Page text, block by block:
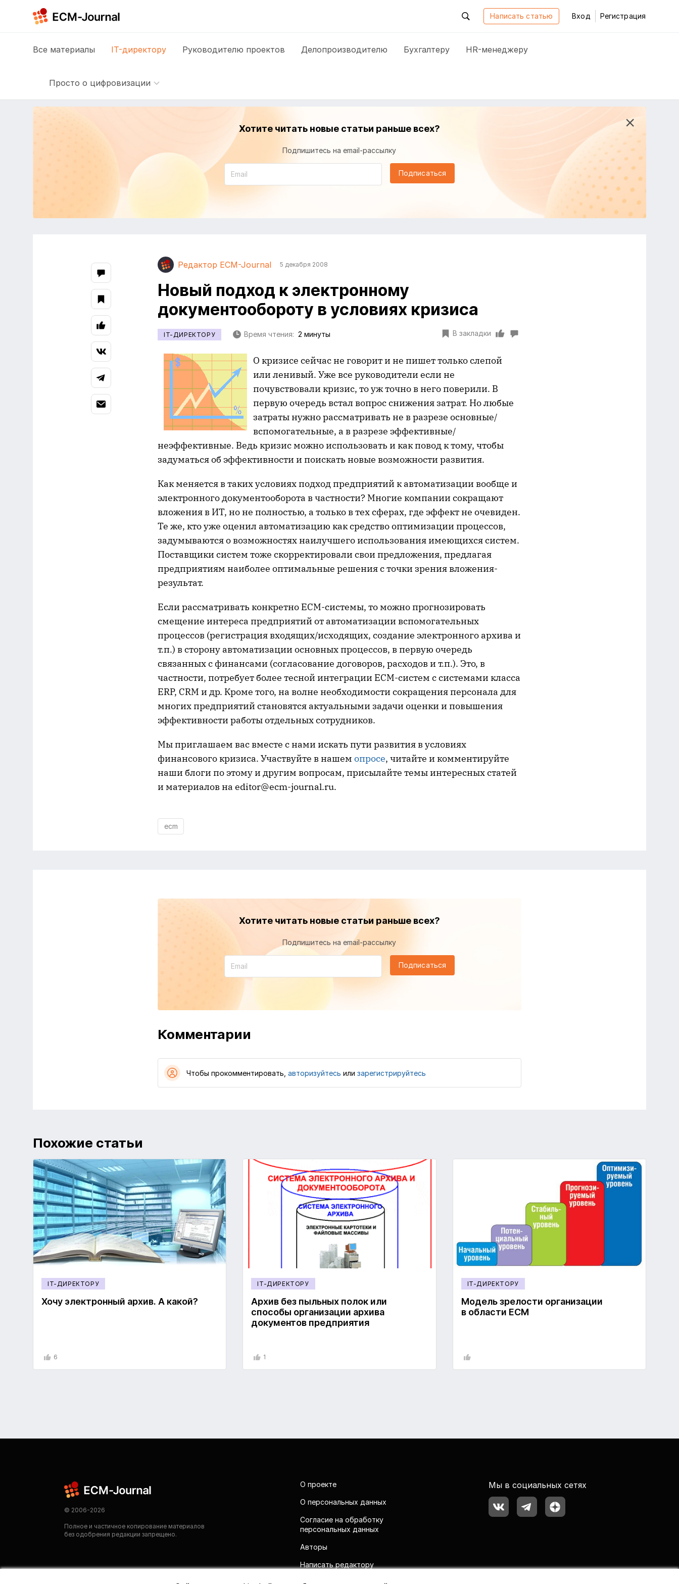
Написать статью Вход Регистрация
Все материалы IT-директору Руководителю проектов Делопроизводителю Бухгалтеру HR-менеджеру
Просто о цифровизации
Хотите читать новые статьи раньше всех?
Подпишитесь на email-рассылку
Подписаться
Редактор ECM-Journal 5 декабря 2008
Новый подход к электронному
документообороту в условиях кризиса
IT-ДИРЕКТОРУ Время чтения: 2 минуты В закладки
О кризисе сейчас не говорит и не пишет только слепой
или ленивый. Уже все руководители если не
почувствовали кризис, то уж точно в него поверили. В
первую очередь встал вопрос снижения затрат. Но любые
затраты нужно рассматривать не в разрезе основные/
вспомогательные, а в разрезе эффективные/
неэффективные. Ведь кризис можно использовать и как повод к тому, чтобы
задуматься об эффективности и поискать новые возможности развития.
Как меняется в таких условиях подход предприятий к автоматизации вообще и
электронного документооборота в частности? Многие компании сокращают
вложения в ИТ, но не полностью, а только в тех сферах, где эффект не очевиден.
Те же, кто уже оценил автоматизацию как средство оптимизации процессов,
задумываются о возможностях наилучшего использования имеющихся систем.
Поставщики систем тоже скорректировали свои предложения, предлагая
предприятиям наиболее оптимальные решения с точки зрения вложения-
результат.
Если рассматривать конкретно ECM-системы, то можно прогнозировать
смещение интереса предприятий от автоматизации вспомогательных
процессов (регистрация входящих/исходящих, создание электронного архива и
т.п.) в сторону автоматизации основных процессов, в первую очередь
связанных с финансами (согласование договоров, расходов и т.п.). Это, в
частности, потребует более тесной интеграции ECM-систем с системами класса
ERP, CRM и др. Кроме того, на волне необходимости сокращения персонала для
многих предприятий становятся актуальными задачи оценки и повышения
эффективности работы отдельных сотрудников.
Мы приглашаем вас вместе с нами искать пути развития в условиях
финансового кризиса. Участвуйте в нашем опросе, читайте и комментируйте
наши блоги по этому и другим вопросам, присылайте темы интересных статей
и материалов на editor@ecm-journal.ru.
ecm
Хотите читать новые статьи раньше всех?
Подпишитесь на email-рассылку
Подписаться
Комментарии
Чтобы прокомментировать, авторизуйтесь или зарегистрируйтесь
Похожие статьи
IT-ДИРЕКТОРУ
Хочу электронный архив. А какой?
6
IT-ДИРЕКТОРУ
Архив без пыльных полок или
способы организации архива
документов предприятия
1
IT-ДИРЕКТОРУ
Модель зрелости организации
в области ECM
© 2006-2026
Полное и частичное копирование материалов
без одобрения редакции запрещено.
О проекте
О персональных данных
Согласие на обработку
персональных данных
Авторы
Написать редактору
Мы в социальных сетях